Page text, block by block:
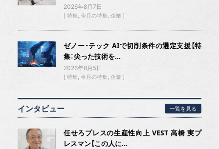
2026年8月7日
特集 今月の特集 企業
ゼノー・テック AIで切削条件の選定支援【特
集：尖った技術を...
2026年8月5日
特集 今月の特集 企業
インタビュー 一覧を見る
任せろプレスの生産性向上 VEST 高橋 実プ
レスマン【この人に...